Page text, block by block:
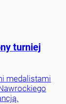
turniej
medalistami